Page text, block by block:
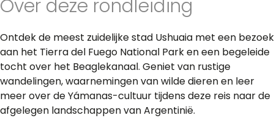
Over deze rondleiding
Ontdek de meest zuidelijke stad Ushuaia met een bezoek
aan het Tierra del Fuego National Park en een begeleide
tocht over het Beaglekanaal. Geniet van rustige
wandelingen, waarnemingen van wilde dieren en leer
meer over de Yámanas-cultuur tijdens deze reis naar de
afgelegen landschappen van Argentinië.